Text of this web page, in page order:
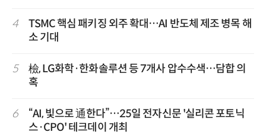
4
TSMC 핵심 패키징 외주 확대…AI 반도체 제조 병목 해
소 기대
5
檢, LG화학·한화솔루션 등 7개사 압수수색…담합 의
혹
6
“AI, 빛으로 通한다”…25일 전자신문 '실리콘 포토닉
스·CPO' 테크데이 개최